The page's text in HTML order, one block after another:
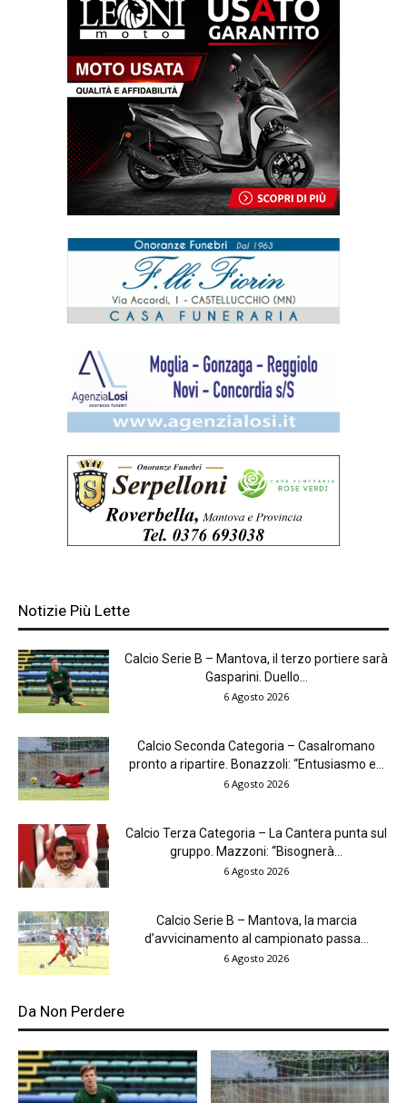
Notizie Più Lette
Calcio Serie B – Mantova, il terzo portiere sarà
Gasparini. Duello...
6 Agosto 2026
Calcio Seconda Categoria – Casalromano
pronto a ripartire. Bonazzoli: “Entusiasmo e...
6 Agosto 2026
Calcio Terza Categoria – La Cantera punta sul
gruppo. Mazzoni: “Bisognerà...
6 Agosto 2026
Calcio Serie B – Mantova, la marcia
d’avvicinamento al campionato passa...
6 Agosto 2026
Da Non Perdere